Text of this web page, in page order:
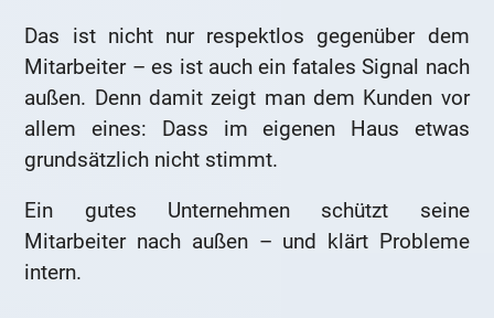
Das ist nicht nur respektlos gegenüber dem
Mitarbeiter – es ist auch ein fatales Signal nach
außen. Denn damit zeigt man dem Kunden vor
allem eines: Dass im eigenen Haus etwas
grundsätzlich nicht stimmt.
Ein gutes Unternehmen schützt seine
Mitarbeiter nach außen – und klärt Probleme
intern.